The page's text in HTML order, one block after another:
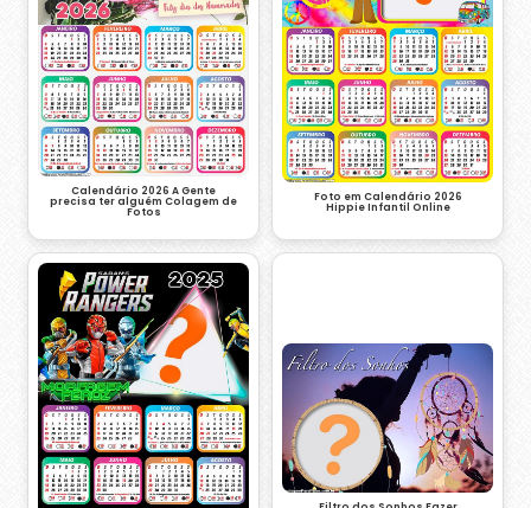
Calendário 2026 A Gente
precisa ter alguém Colagem de
Fotos
Foto em Calendário 2026
Hippie Infantil Online